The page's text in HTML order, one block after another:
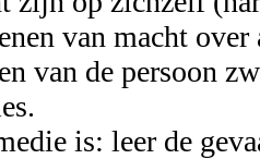
van macht
van de persoon
is: leer de